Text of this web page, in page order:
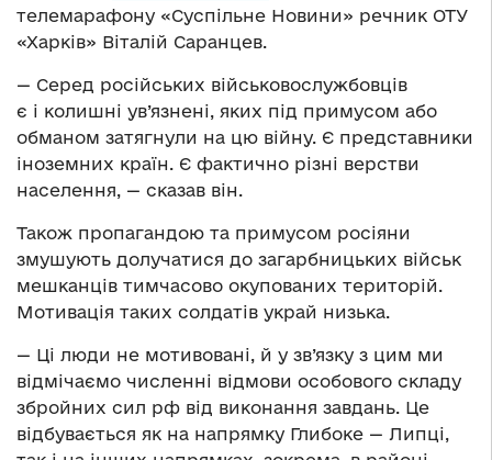
телемарафону «Суспільне Новини» речник ОТУ
«Харків» Віталій Саранцев.
— Серед російських військовослужбовців
є і колишні ув’язнені, яких під примусом або
обманом затягнули на цю війну. Є представники
іноземних країн. Є фактично різні верстви
населення, — сказав він.
Також пропагандою та примусом росіяни
змушують долучатися до загарбницьких військ
мешканців тимчасово окупованих територій.
Мотивація таких солдатів украй низька.
— Ці люди не мотивовані, й у зв’язку з цим ми
відмічаємо численні відмови особового складу
збройних сил рф від виконання завдань. Це
відбувається як на напрямку Глибоке — Липці,